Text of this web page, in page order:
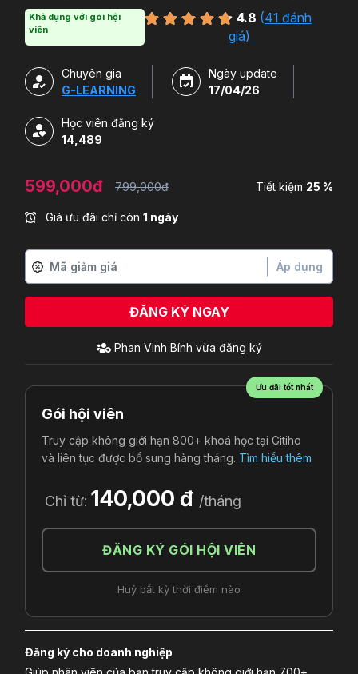
nhân sự, Quản lý TSCĐ ... tự động bằng file mẫu
VBA.
Khả dụng với gói hội
viên
4.8 (41 đánh
giá)
Chuyên gia
G-LEARNING
Ngày update
17/04/26
Học viên đăng ký
14,489
599,000đ 799,000đ Tiết kiệm 25 %
Giá ưu đãi chỉ còn 1 ngày
Áp dụng
ĐĂNG KÝ NGAY
Ưu đãi tốt nhất
Gói hội viên
Truy cập không giới hạn 800+ khoá học tại Gitiho
và liên tục được bổ sung hàng tháng. Tìm hiểu thêm
Chỉ từ: 140,000 đ /tháng
ĐĂNG KÝ GÓI HỘI VIÊN
Huỷ bất kỳ thời điểm nào
Đăng ký cho doanh nghiệp